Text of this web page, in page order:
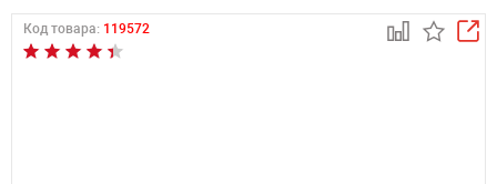
Код товара: 119572